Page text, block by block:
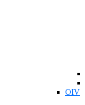
OIV